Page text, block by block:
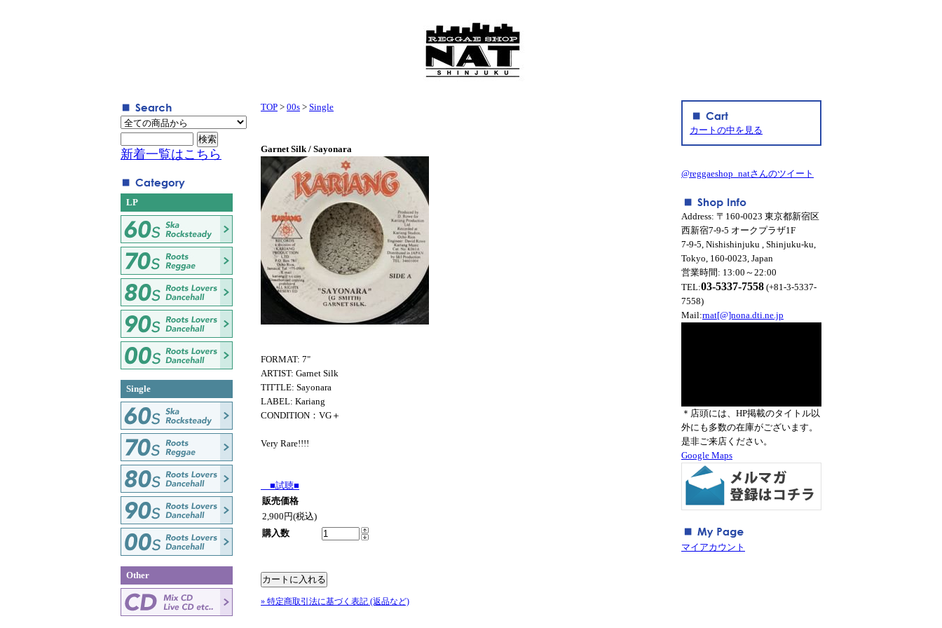
TOP > 00s > Single
Garnet Silk / Sayonara
FORMAT: 7"
ARTIST: Garnet Silk
TITTLE: Sayonara
LABEL: Kariang
CONDITION：VG＋
Very Rare!!!!
■試聴■
販売価格
2,900円(税込)
購入数
» 特定商取引法に基づく表記 (返品など)
新着一覧はこちら
LP
Single
Other
カートの中を見る
@reggaeshop_natさんのツイート
Address: 〒160-0023 東京都新宿区
西新宿7-9-5 オークプラザ1F
7-9-5, Nishishinjuku , Shinjuku-ku,
Tokyo, 160-0023, Japan
営業時間: 13:00～22:00
TEL:03-5337-7558 (+81-3-5337-
7558)
Mail:rnat[@]nona.dti.ne.jp
＊店頭には、HP掲載のタイトル以
外にも多数の在庫がございます。
是非ご来店ください。
Google Maps
マイアカウント